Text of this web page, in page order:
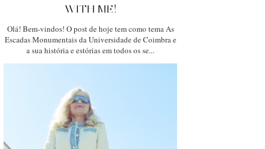
WITH ME!
Olá! Bem-vindos! O post de hoje tem como tema As
Escadas Monumentais da Universidade de Coimbra e
a sua história e estórias em todos os se...